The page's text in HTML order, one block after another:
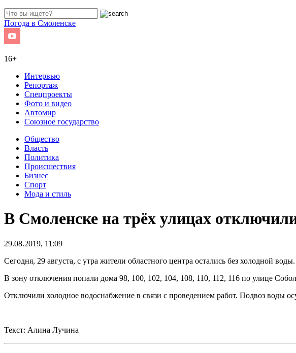
Погода в Смоленске
16+
Интервью
Репортаж
Спецпроекты
Фото и видео
Автомир
Союзное государство
Общество
Власть
Политика
Происшествия
Бизнес
Спорт
Мода и стиль
В Смоленске на трёх улицах
29.08.2019, 11:09
Сегодня, 29 августа, с утра жители областного центра остались без холодной воды.
В зону отключения попали дома 98, 100, 102, 104, 108, 110, 112, 116 по улице
Отключили холодное водоснабжение в связи с проведением работ. Подвоз воды
Текст: Алина Лучина